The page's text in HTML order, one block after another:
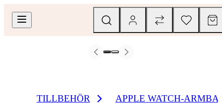
TILLBEHÖR APPLE WATCH-